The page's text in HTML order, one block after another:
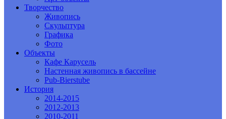
Творчество
Живопись
Скульптура
Графика
Фото
Объекты
Кафе Карусель
Настенная живопись в бассейне
Pub-Bierstube
История
2014-2015
2012-2013
2010-2011